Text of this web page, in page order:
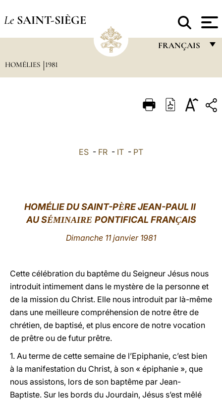
Le SAINT-SIÈGE
FRANÇAIS
ITALIANO
中文
HOMÉLIES 1981
ES - FR - IT - PT
HOMÉLIE DU SAINT-PÈRE JEAN-PAUL II
AU SÉMINAIRE PONTIFICAL FRANÇAIS
Dimanche 11 janvier 1981
Cette célébration du baptême du Seigneur Jésus nous
introduit intimement dans le mystère de la personne et
de la mission du Christ. Elle nous introduit par là-même
dans une meilleure compréhension de notre être de
chrétien, de baptisé, et plus encore de notre vocation
de prêtre ou de futur prêtre.
1. Au terme de cette semaine de l’Epiphanie, c’est bien
à la manifestation du Christ, à son « épiphanie », que
nous assistons, lors de son baptême par Jean-
Baptiste. Sur les bords du Jourdain, Jésus s’est mêlé